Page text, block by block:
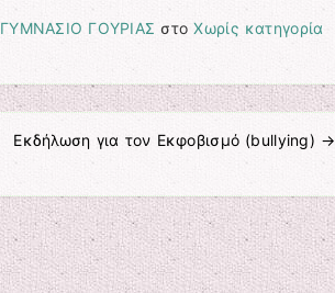
ΓΥΜΝΑΣΙΟ ΓΟΥΡΙΑΣ στοΧωρίς κατηγορία
Εκδήλωση για τον Εκφοβισμό (bullying) →